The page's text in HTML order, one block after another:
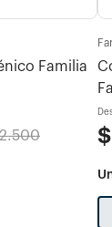
Familia
.500 $